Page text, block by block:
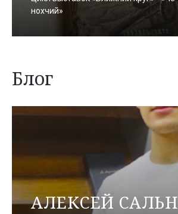
нохчий»
Блог
АЛЕКСЕЙ